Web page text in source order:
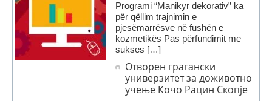
Programi “Manikyr dekorativ” ka
për qëllim trajnimin e
pjesëmarrësve në fushën e
kozmetikës Pas përfundimit me
sukses […]
Отворен грагански
универзитет за доживотно
учење Кочо Рацин Скопје